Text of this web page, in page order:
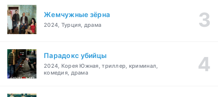
Жемчужные зёрна
2024, Турция, драма
Парадокс убийцы
2024, Корея Южная, триллер, криминал,
комедия, драма